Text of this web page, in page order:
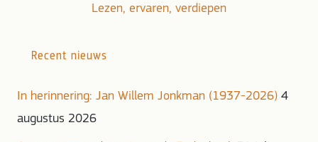
Lezen, ervaren, verdiepen
Recent nieuws
In herinnering: Jan Willem Jonkman (1937-2026) 4
augustus 2026